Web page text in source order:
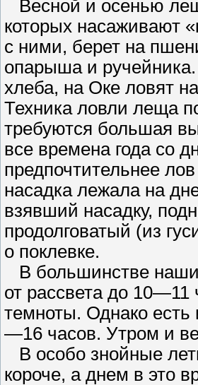
Весной и осенью
которых насаживают
с ними, берет на
опарыша и
хлеба, на Оке ловят
Техника ловли леща
требуются большая
все времена года со
предпочтительнее
насадка лежала на
взявший насадку,
продолговатый (из
о поклевке.
В большинстве
от рассвета до
темноты. Однако
—16 часов. Утром и
В особо знойные
короче, а днем в это